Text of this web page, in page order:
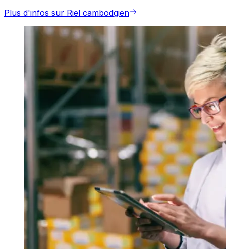
Plus d'infos sur Riel cambodgien